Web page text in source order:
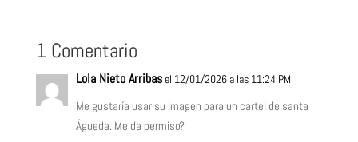
1 Comentario
Lola Nieto Arribasel 12/01/2026 a las 11:24 PM
Me gustaría usar su imagen para un cartel de santa
Águeda. Me da permiso?